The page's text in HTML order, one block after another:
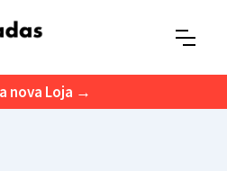
nova Loja →